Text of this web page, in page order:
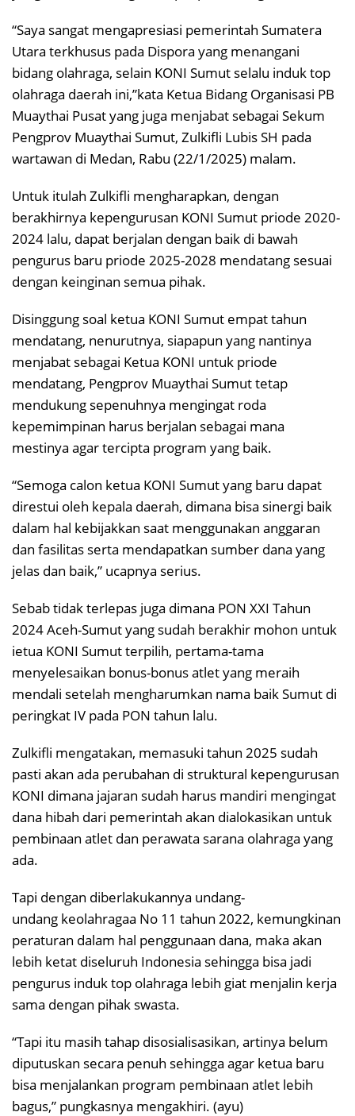
“Saya sangat mengapresiasi pemerintah Sumatera
Utara terkhusus pada Dispora yang menangani
bidang olahraga, selain KONI Sumut selalu induk top
olahraga daerah ini,”kata Ketua Bidang Organisasi PB
Muaythai Pusat yang juga menjabat sebagai Sekum
Pengprov Muaythai Sumut, Zulkifli Lubis SH pada
wartawan di Medan, Rabu (22/1/2025) malam.
Untuk itulah Zulkifli mengharapkan, dengan
berakhirnya kepengurusan KONI Sumut priode 2020-
2024 lalu, dapat berjalan dengan baik di bawah
pengurus baru priode 2025-2028 mendatang sesuai
dengan keinginan semua pihak.
Disinggung soal ketua KONI Sumut empat tahun
mendatang, nenurutnya, siapapun yang nantinya
menjabat sebagai Ketua KONI untuk priode
mendatang, Pengprov Muaythai Sumut tetap
mendukung sepenuhnya mengingat roda
kepemimpinan harus berjalan sebagai mana
mestinya agar tercipta program yang baik.
“Semoga calon ketua KONI Sumut yang baru dapat
direstui oleh kepala daerah, dimana bisa sinergi baik
dalam hal kebijakkan saat menggunakan anggaran
dan fasilitas serta mendapatkan sumber dana yang
jelas dan baik,” ucapnya serius.
Sebab tidak terlepas juga dimana PON XXI Tahun
2024 Aceh-Sumut yang sudah berakhir mohon untuk
ietua KONI Sumut terpilih, pertama-tama
menyelesaikan bonus-bonus atlet yang meraih
mendali setelah mengharumkan nama baik Sumut di
peringkat IV pada PON tahun lalu.
Zulkifli mengatakan, memasuki tahun 2025 sudah
pasti akan ada perubahan di struktural kepengurusan
KONI dimana jajaran sudah harus mandiri mengingat
dana hibah dari pemerintah akan dialokasikan untuk
pembinaan atlet dan perawata sarana olahraga yang
ada.
Tapi dengan diberlakukannya undang-
undang keolahragaa No 11 tahun 2022, kemungkinan
peraturan dalam hal penggunaan dana, maka akan
lebih ketat diseluruh Indonesia sehingga bisa jadi
pengurus induk top olahraga lebih giat menjalin kerja
sama dengan pihak swasta.
“Tapi itu masih tahap disosialisasikan, artinya belum
diputuskan secara penuh sehingga agar ketua baru
bisa menjalankan program pembinaan atlet lebih
bagus,” pungkasnya mengakhiri. (ayu)